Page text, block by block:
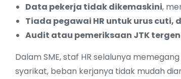
Data pekerja tidak dikemaskini,
Tiada pegawai HR untuk urus cuti,
Audit atau pemeriksaan JTK
Dalam SME, staf HR selalunya
syarikat, beban kerjanya tidak mudah